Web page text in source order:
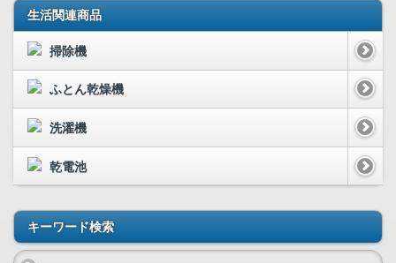
生活関連商品
掃除機
ふとん乾燥機
洗濯機
乾電池
キーワード検索